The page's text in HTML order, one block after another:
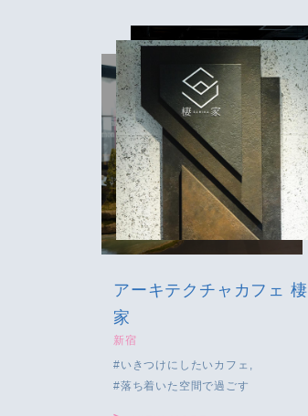
アーキテクチャカフェ 棲
家
新宿
いきつけにしたいカフェ
落ち着いた空間で過ごす